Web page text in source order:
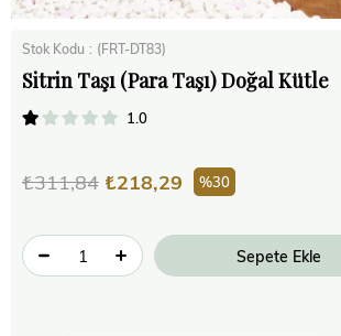
Stok Kodu (FRT-DT83)
Sitrin Taşı (Para Taşı) Doğal Kütle
1.0
₺311,84 ₺218,29 30